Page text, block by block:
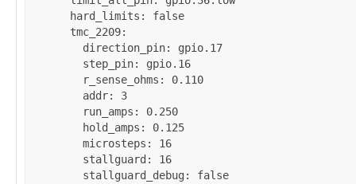
hard_limits : false
tmc_2209:
direction_pin: gpio.17
step_pin: gpio.16
r_sense_ohms : 0.110
addr: 3
run_amps : 0.250
hold_amps : 0.125
microsteps : 16
stallguard : 16
stallguard_debug : false